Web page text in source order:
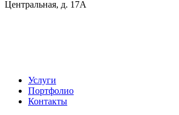
Центральная, д. 17А
Услуги
Портфолио
Контакты